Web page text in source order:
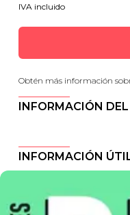
IVA incluido
Obtén más información
INFORMACIÓN
INFORMACIÓN